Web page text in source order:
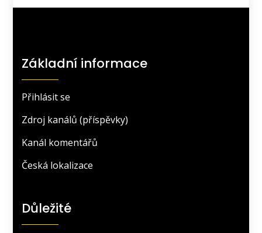
Základní informace
Přihlásit se
Zdroj kanálů (příspěvky)
Kanál komentářů
Česká lokalizace
Důležité